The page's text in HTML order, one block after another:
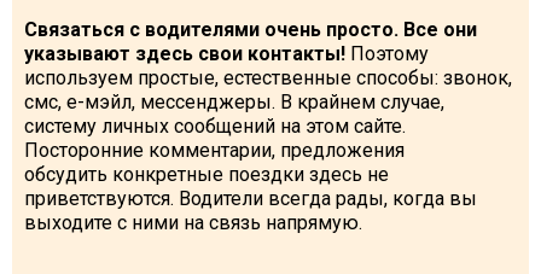
Связаться с водителями очень просто. Все они
указывают здесь свои контакты! Поэтому
используем простые, естественные способы: звонок,
смс, е-мэйл, мессенджеры. В крайнем случае,
систему личных сообщений на этом сайте.
Посторонние комментарии, предложения
обсудить конкретные поездки здесь не
приветствуются. Водители всегда рады, когда вы
выходите с ними на связь напрямую.
% Hot deals
Long term rent
Kazbegi
Other
GEORGIA